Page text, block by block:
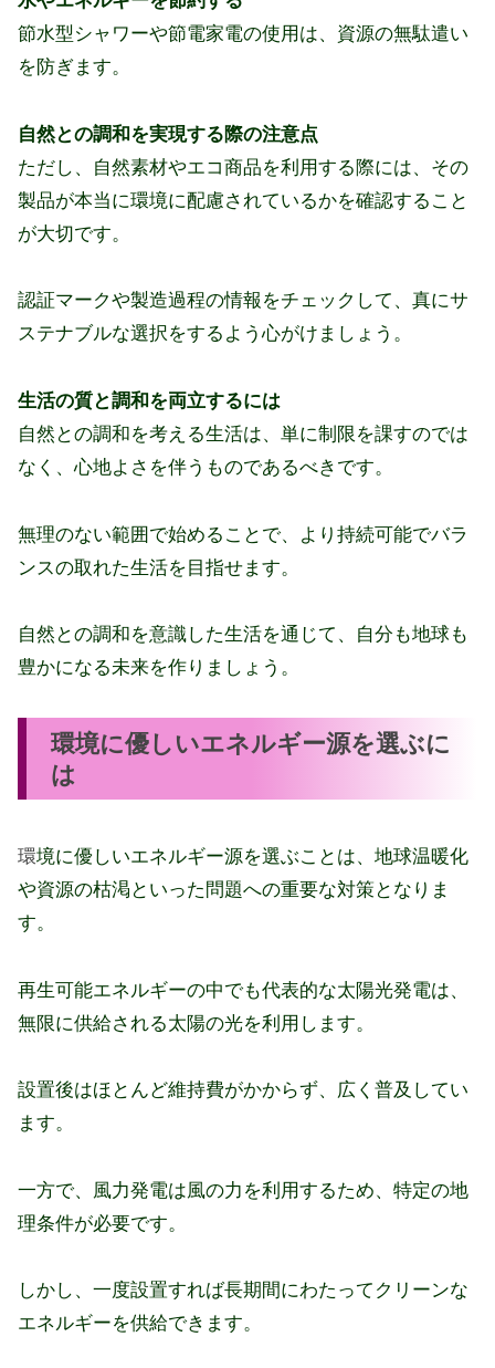
節水型シャワーや節電家電の使用は、資源の無駄遣い
を防ぎます。
自然との調和を実現する際の注意点
ただし、自然素材やエコ商品を利用する際には、その
製品が本当に環境に配慮されているかを確認すること
が大切です。
認証マークや製造過程の情報をチェックして、真にサ
ステナブルな選択をするよう心がけましょう。
生活の質と調和を両立するには
自然との調和を考える生活は、単に制限を課すのでは
なく、心地よさを伴うものであるべきです。
無理のない範囲で始めることで、より持続可能でバラ
ンスの取れた生活を目指せます。
自然との調和を意識した生活を通じて、自分も地球も
豊かになる未来を作りましょう。
環境に優しいエネルギー源を選ぶに
は
環境に優しいエネルギー源を選ぶことは、地球温暖化
や資源の枯渇といった問題への重要な対策となりま
す。
再生可能エネルギーの中でも代表的な太陽光発電は、
無限に供給される太陽の光を利用します。
設置後はほとんど維持費がかからず、広く普及してい
ます。
一方で、風力発電は風の力を利用するため、特定の地
理条件が必要です。
しかし、一度設置すれば長期間にわたってクリーンな
エネルギーを供給できます。